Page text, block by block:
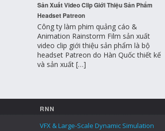
Sản Xuất Video Clip Giới Thiệu Sản Phẩm
Headset Patreon
Công ty làm phim quảng cáo &
Animation Rainstorm Film sản xuất
video clip giới thiệu sản phẩm là bộ
headset Patreon do Hàn Quốc thiết kế
và sản xuất […]
RNN
VFX & Large-Scale Dynamic Simulation